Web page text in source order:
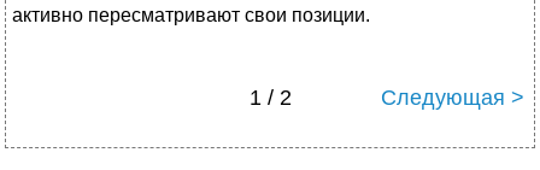
активно пересматривают свои позиции.
1 / 2 Следующая >